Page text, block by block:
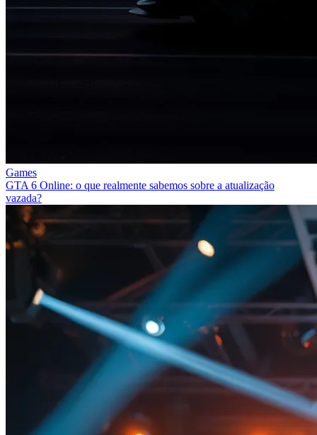
Games
GTA 6 Online: o que realmente sabemos sobre a atualização
vazada?